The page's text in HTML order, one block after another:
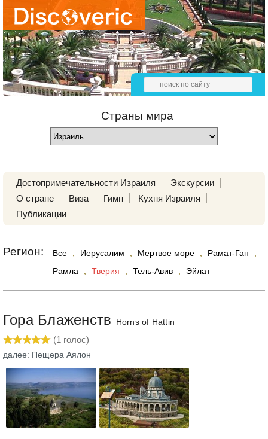
Страны мира
Достопримечательности Израиля
Экскурсии
О стране
Виза Гимн
Кухня Израиля
Публикации
Регион: Все Иерусалим Мертвое море Рамат-Ган
Рамла
Тверия Тель-Авив Эйлат
Гора Блаженств Horns of Hattin
(1 голос)
далее: Пещера Аялон